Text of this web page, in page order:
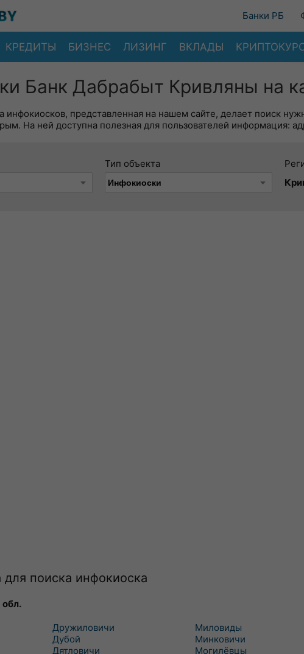
Банки РБ
КРЕДИТЫ БИЗНЕС ЛИЗИНГ ВКЛАДЫ
Банк Дабрабыт Кривляны на
инфокиосков, представленная на нашем сайте, делает поиск
На ней доступна полезная для пользователей информация:
Тип объекта
поиска инфокиоска
обл.
Дружиловичи
Дубой
Дятловичи
Миловиды
Минковичи
Могилёвцы